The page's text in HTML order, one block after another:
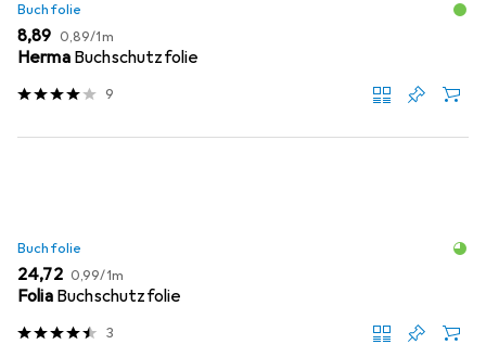
Buchfolie
EUR
8,89 EUR
0,89/1m
Herma Buchschutzfolie
9
Buchfolie
EUR
24,72 EUR
0,99/1m
Folia Buchschutzfolie
3